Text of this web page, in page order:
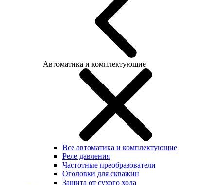
Автоматика и комплектующие
Все автоматика и комплектующие
Реле давления
Частотные преобразователи
Оголовки для скважин
Защита от сухого хода